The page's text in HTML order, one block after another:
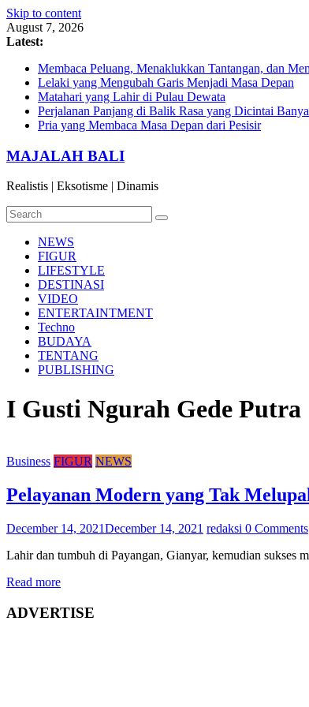
Skip to content
August 7, 2026
Latest:
Membaca Peluang, Menaklukkan Tantangan, dan
Lelaki yang Mengubah Garis Menjadi Masa Depan
Matahari yang Lahir di Pulau Dewata
Perjalanan Panjang di Balik Rasa yang Dicintai
Pria yang Membaca Masa Depan dari Pesisir
MAJALAH BALI
Realistis | Eksotisme | Dinamis
NEWS
FIGUR
LIFESTYLE
DESTINASI
VIDEO
ENTERTAINTMENT
Techno
BUDAYA
TENTANG
PUBLISHING
I Gusti Ngurah Gede Putra
Business FIGUR NEWS
Pelayanan Modern yang Tak
December 14, 2021December 14, 2021 redaksi 0 Comments
Lahir dan tumbuh di Payangan, Gianyar, kemudian sukses
Read more
ADVERTISE